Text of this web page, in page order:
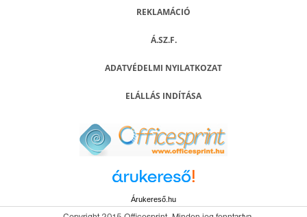
REKLAMÁCIÓ
Á.SZ.F.
ADATVÉDELMI NYILATKOZAT
ELÁLLÁS INDÍTÁSA
Árukereső.hu